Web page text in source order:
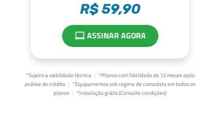
R$ 59,90
laptop_macASSINAR AGORA
*Sujeiro a viabilidade técnica | *Planos com fidelidade de 12 meses após
análise de crédito | *Equipamentos sob regime de comodato em todos os
planos | *Instalação grátis (Consulte condições)